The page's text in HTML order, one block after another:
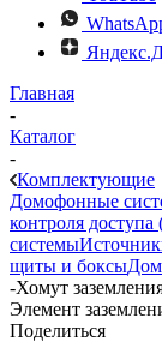
Главная
-
Каталог
-
Комплектующие
Домофонные
контроля
системы
щиты и боксыДом
-Хомут
Элемент
Поделиться